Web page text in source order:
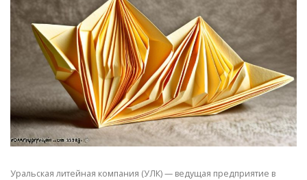
СВОЙСТВА МЕТАЛЛОВ СОРТА МЕТАЛЛОВ
СТАТЬИ
Уральская литейная компания (УЛК) — ведущая предприятие в